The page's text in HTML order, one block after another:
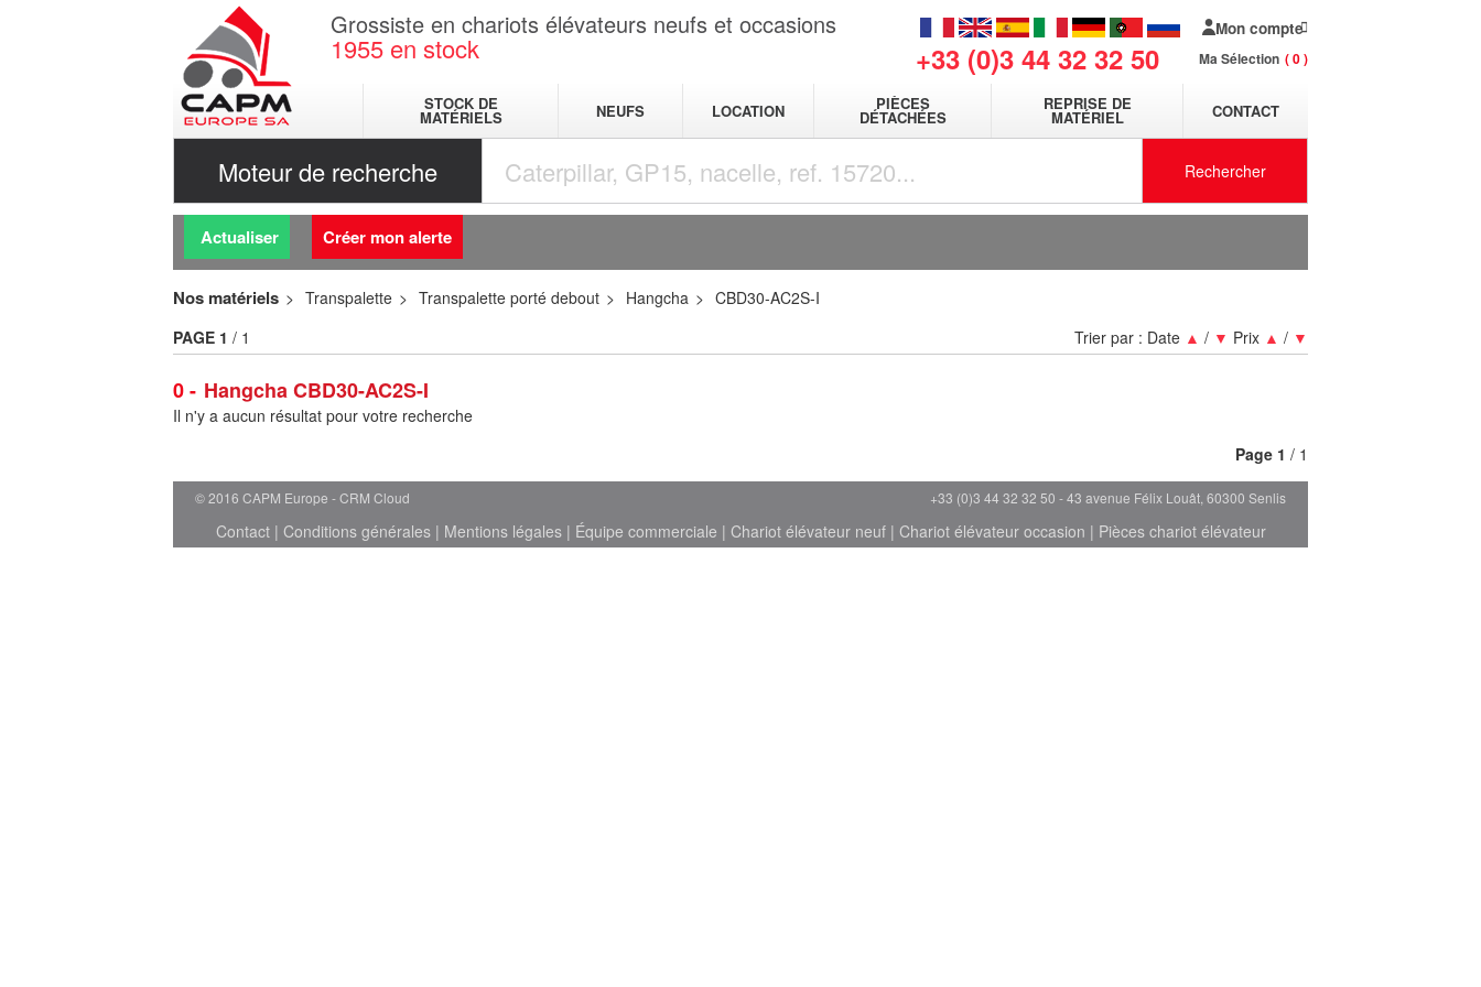
Grossiste en chariots élévateurs neufs et occasions
1955 en stock +33 (0)3 44 32 32 50
Mon compte
Ma Sélection 0
STOCK DE
MATÉRIELS NEUFS LOCATION PIÈCES
DÉTACHÉES
REPRISE DE
MATÉRIEL CONTACT
Moteur de recherche Rechercher
Actualiser Créer mon alerte
Nos matériels Transpalette Transpalette porté debout Hangcha CBD30-AC2S-I
0 Hangcha CBD30-AC2S-I
Trier par : Date ▲ / ▼ Prix ▲ / ▼
PAGE 1 / 1
Il n'y a aucun résultat pour votre recherche
Page 1 / 1
© 2016 CAPM Europe CRM Cloud +33 (0)3 44 32 32 50 - 43 avenue Félix Louât, 60300 Senlis
Contact| Conditions générales| Mentions légales| Équipe commerciale | Chariot élévateur neuf| Chariot élévateur occasion | Pièces chariot élévateur